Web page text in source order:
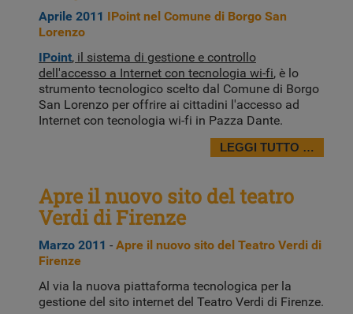
Aprile 2011 IPoint nel Comune di Borgo San
Lorenzo
IPoint, il sistema di gestione e controllo
dell'accesso a Internet con tecnologia wi-fi, è lo
strumento tecnologico scelto dal Comune di Borgo
San Lorenzo per offrire ai cittadini l'accesso ad
Internet con tecnologia wi-fi in Pazza Dante.
LEGGI TUTTO …
Apre il nuovo sito del teatro
Verdi di Firenze
Marzo 2011 - Apre il nuovo sito del Teatro Verdi di
Firenze
Al via la nuova piattaforma tecnologica per la
gestione del sito internet del Teatro Verdi di Firenze.